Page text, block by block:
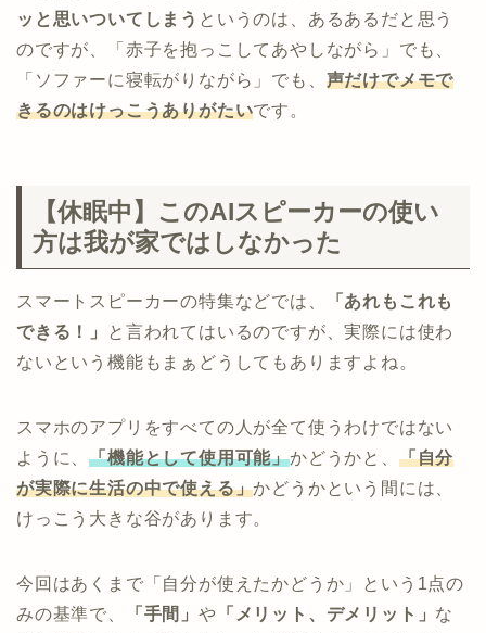
ッと思いついてしまう というのは、あるあるだと思う
のですが、「赤子を抱っこしてあやしながら」でも、
「ソファーに寝転がりながら」でも、 声だけでメモで
きるのはけっこうありがたいです。
【休眠中】このAIスピーカーの使い
方は我が家ではしなかった
スマートスピーカーの特集などでは、
「あれもこれも
できる！」
と言われてはいるのですが、実際には使わ
ないという機能もまぁどうしてもありますよね。
スマホのアプリをすべての人が全て使うわけではない
ように、「機能として使用可能」かどうかと、 「自分
が実際に生活の中で使える」かどうかという間には、
けっこう大きな谷があります。
今回はあくまで「自分が使えたかどうか」という1点の
みの基準で、
「手間」や 「メリット、デメリット」 な